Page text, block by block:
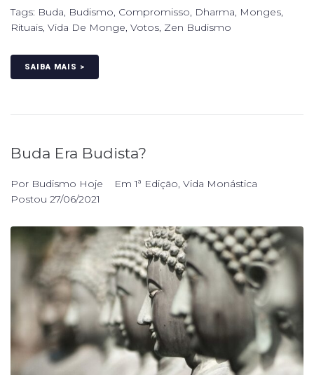
Tags: Buda, Budismo, Compromisso, Dharma, Monges,
Rituais, Vida De Monge, Votos, Zen Budismo
SAIBA MAIS >
Buda Era Budista?
Por Budismo Hoje Em1ª Edição, Vida Monástica
Postou 27/06/2021